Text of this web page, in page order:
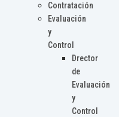
Contratación
Evaluación
y
Control
Drector
de
Evaluación
y
Control